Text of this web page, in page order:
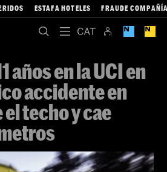
ESTAFA HOTELES FRAUDE
años en la UCI en
accidente en
techo y cae